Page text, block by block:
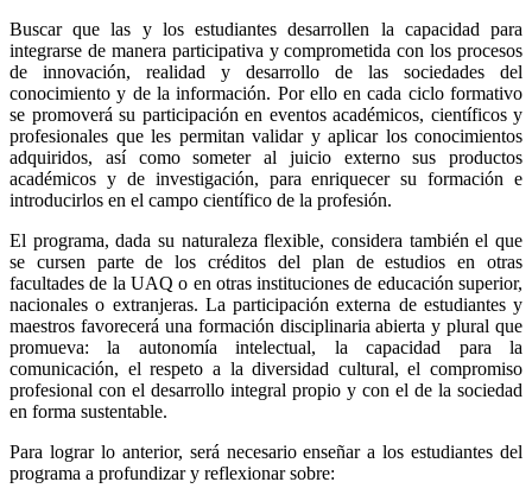
Buscar que las y los estudiantes desarrollen la capacidad para
integrarse de manera participativa y comprometida con los procesos
de innovación, realidad y desarrollo de las sociedades del
conocimiento y de la información. Por ello en cada ciclo formativo
se promoverá su participación en eventos académicos, científicos y
profesionales que les permitan validar y aplicar los conocimientos
adquiridos, así como someter al juicio externo sus productos
académicos y de investigación, para enriquecer su formación e
introducirlos en el campo científico de la profesión.
El programa, dada su naturaleza flexible, considera también el que
se cursen parte de los créditos del plan de estudios en otras
facultades de la UAQ o en otras instituciones de educación superior,
nacionales o extranjeras. La participación externa de estudiantes y
maestros favorecerá una formación disciplinaria abierta y plural que
promueva: la autonomía intelectual, la capacidad para la
comunicación, el respeto a la diversidad cultural, el compromiso
profesional con el desarrollo integral propio y con el de la sociedad
en forma sustentable.
Para lograr lo anterior, será necesario enseñar a los estudiantes del
programa a profundizar y reflexionar sobre: